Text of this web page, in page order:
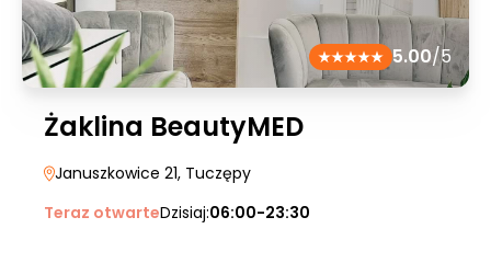
5.00/5
Żaklina BeautyMED
Januszkowice 21, Tuczępy
Teraz otwarteDzisiaj:06:00-23:30